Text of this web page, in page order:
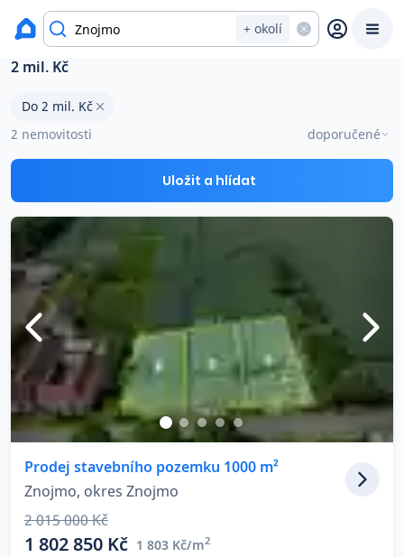
+ okolí
Chytrý odhad ceny
Ceny prodaných nemovitostí
Okamžitý výkup
Přehled realitních makléřů
Co říkají naši zákazníci
Blog
Kariéra
Kontakt
okres Znojmo
Stavební pozemky na prodej Znojmo s cenou do
2 mil. Kč
Do 2 mil. Kč
2 nemovitosti
doporučené
Uložit a hlídat
Prodej stavebního pozemku 1000 m²
Znojmo, okres Znojmo
2 015 000 Kč
1 802 850 Kč 1 803 Kč/m2
Výměra